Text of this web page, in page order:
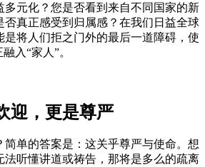
多元化？您是否看到来自不同国家的新
否真正感受到归属感？在我们日益全球
是将人们拒之门外的最后一道障碍，使
入“家人”。
迎，更是尊严
简单的答案是：这关乎尊严与使命。想
法听懂讲道或祷告，那将是多么的疏离